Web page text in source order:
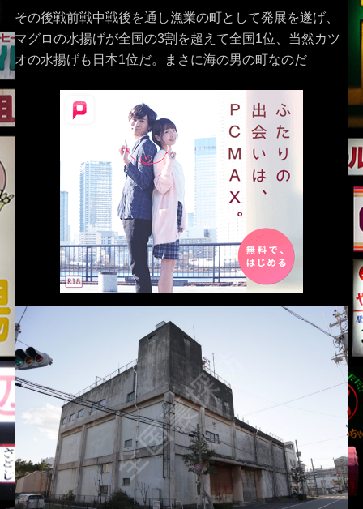
その後戦前戦中戦後を通し漁業の町として発展を遂げ、
マグロの水揚げが全国の3割を超えて全国1位、当然カツ
オの水揚げも日本1位だ。まさに海の男の町なのだ